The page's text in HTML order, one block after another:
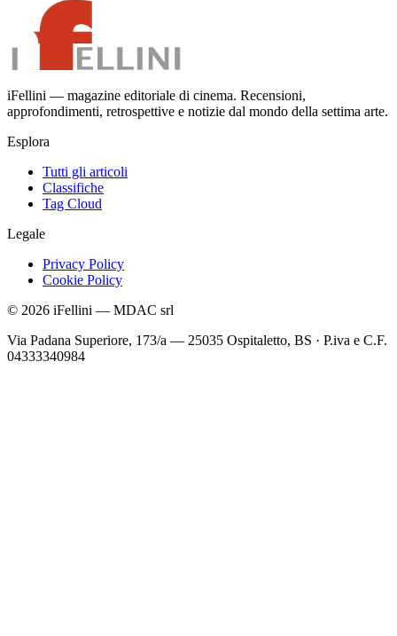
iFellini — magazine editoriale di cinema. Recensioni,
approfondimenti, retrospettive e notizie dal mondo della settima arte.
Esplora
Tutti gli articoli
Classifiche
Tag Cloud
Legale
Privacy Policy
Cookie Policy
© 2026 iFellini — MDAC srl
Via Padana Superiore, 173/a — 25035 Ospitaletto, BS · P.iva e C.F.
04333340984